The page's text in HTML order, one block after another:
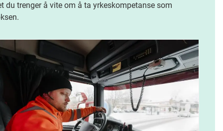
du trenger å vite om å ta yrkeskompetanse som